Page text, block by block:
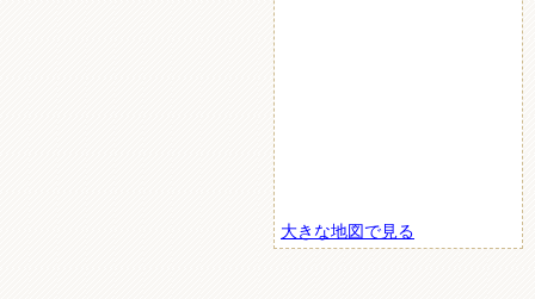
大きな地図で見る